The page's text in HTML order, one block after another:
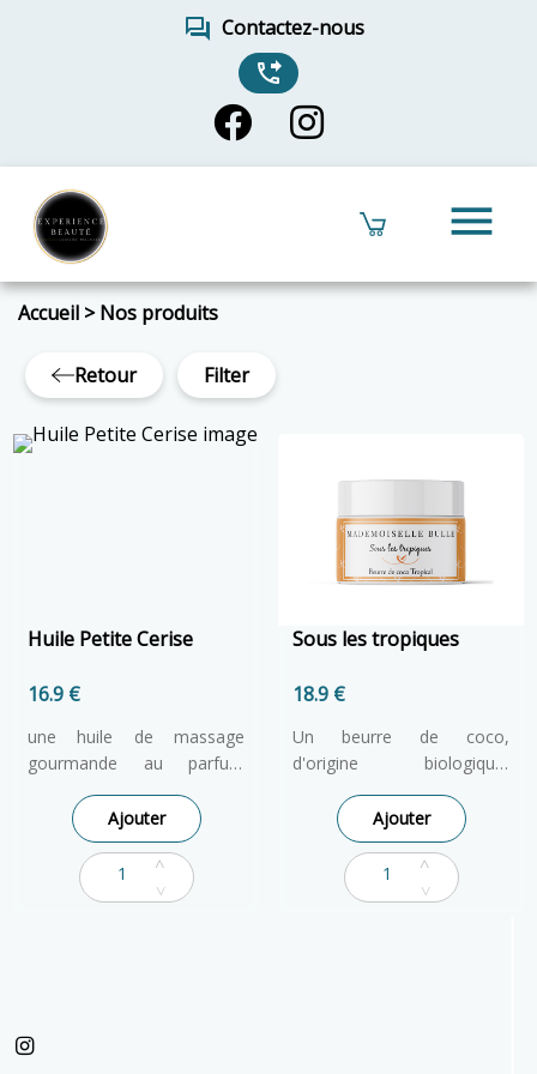
forum Contactez-nous
phone_forwarded
menu
Accueil >Nos produits
Retour Filter
Huile Petite Cerise
16.9 €
une huile de massage
gourmande au parfum
cerise du verger. Cette huile
pour le corps ultra
nourrissante et hydratante
Ajouter
Sous les tropiques
18.9 €
Un beurre de coco,
d'origine biologique,
parfumé à la mangue
tropicale. touche à tout, ce
beurre saura hydrater tout
votre corps, jusqu'à la
pointe de vos cheveux.
Ajouter